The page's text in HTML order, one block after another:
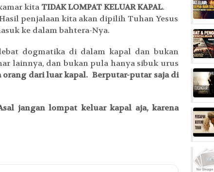
kita TIDAK LOMPAT KELUAR KAPAL.
penjalaan kita akan dipilih Tuhan Yesus
ke dalam bahtera-Nya.
dogmatika di dalam kapal dan bukan
lainnya, dan bukan pula hanya sibuk urus
orang dari luar kapal. Berputar-putar saja di
jangan lompat keluar kapal aja, karena